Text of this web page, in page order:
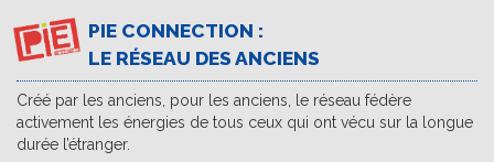
PIE CONNECTION :
LE RÉSEAU DES ANCIENS
Créé par les anciens, pour les anciens, le réseau fédère
activement les énergies de tous ceux qui ont vécu sur la longue
durée l’étranger.